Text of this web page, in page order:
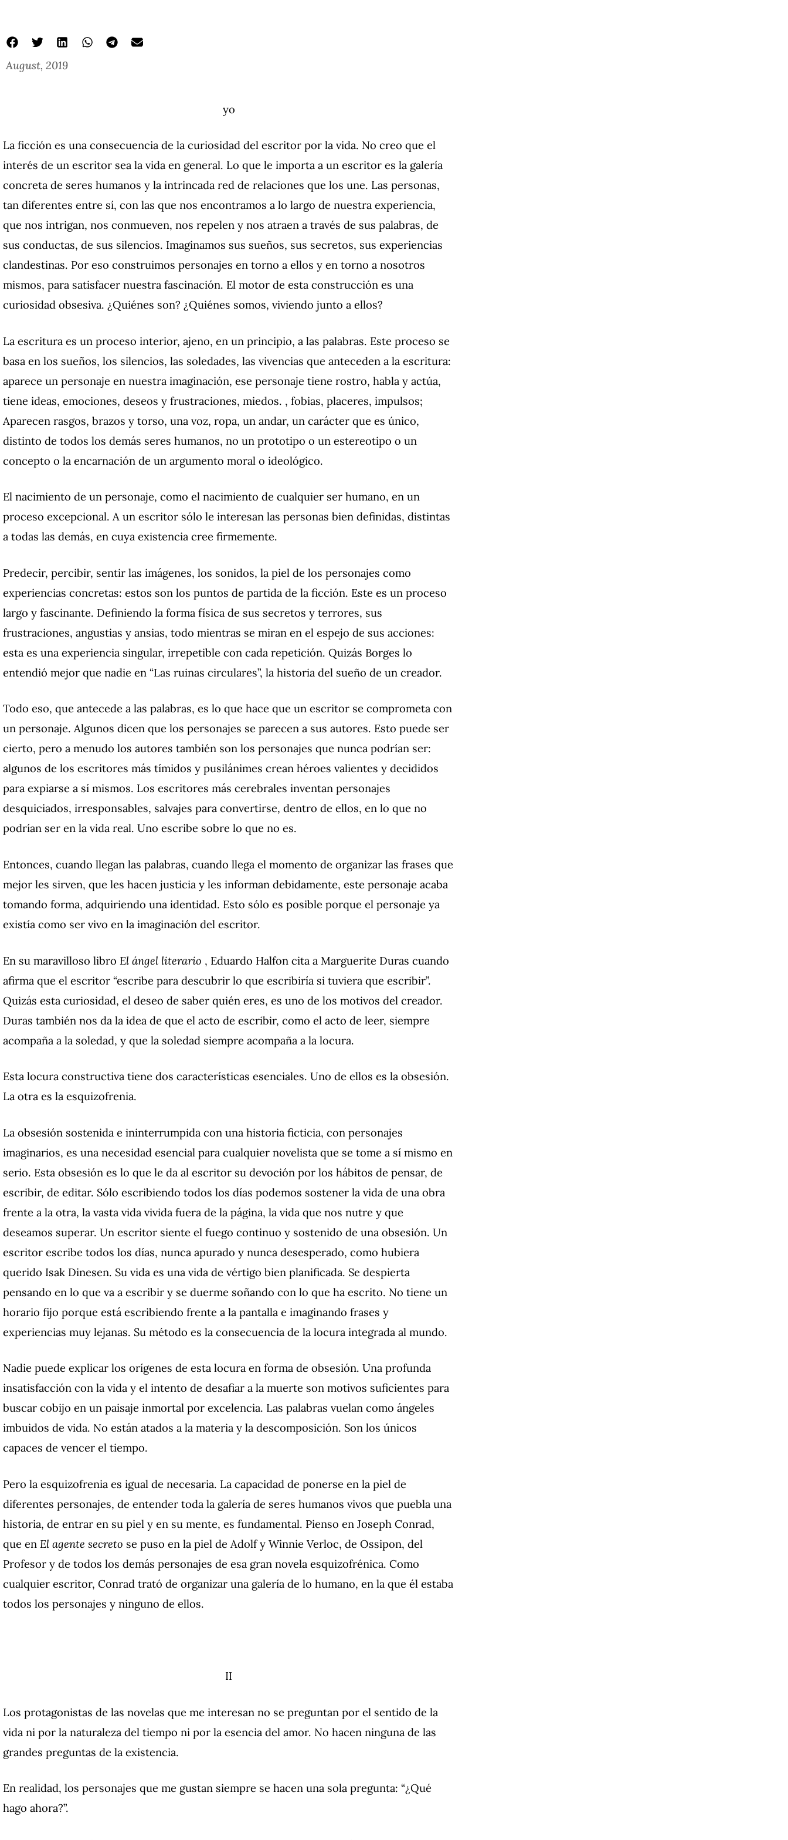
August, 2019
yo
La ficción es una consecuencia de la curiosidad del escritor por la vida. No creo que el
interés de un escritor sea la vida en general. Lo que le importa a un escritor es la galería
concreta de seres humanos y la intrincada red de relaciones que los une. Las personas,
tan diferentes entre sí, con las que nos encontramos a lo largo de nuestra experiencia,
que nos intrigan, nos conmueven, nos repelen y nos atraen a través de sus palabras, de
sus conductas, de sus silencios. Imaginamos sus sueños, sus secretos, sus experiencias
clandestinas. Por eso construimos personajes en torno a ellos y en torno a nosotros
mismos, para satisfacer nuestra fascinación. El motor de esta construcción es una
curiosidad obsesiva. ¿Quiénes son? ¿Quiénes somos, viviendo junto a ellos?
La escritura es un proceso interior, ajeno, en un principio, a las palabras. Este proceso se
basa en los sueños, los silencios, las soledades, las vivencias que anteceden a la escritura:
aparece un personaje en nuestra imaginación, ese personaje tiene rostro, habla y actúa,
tiene ideas, emociones, deseos y frustraciones, miedos. , fobias, placeres, impulsos;
Aparecen rasgos, brazos y torso, una voz, ropa, un andar, un carácter que es único,
distinto de todos los demás seres humanos, no un prototipo o un estereotipo o un
concepto o la encarnación de un argumento moral o ideológico.
El nacimiento de un personaje, como el nacimiento de cualquier ser humano, en un
proceso excepcional. A un escritor sólo le interesan las personas bien definidas, distintas
a todas las demás, en cuya existencia cree firmemente.
Predecir, percibir, sentir las imágenes, los sonidos, la piel de los personajes como
experiencias concretas: estos son los puntos de partida de la ficción. Este es un proceso
largo y fascinante. Definiendo la forma física de sus secretos y terrores, sus
frustraciones, angustias y ansias, todo mientras se miran en el espejo de sus acciones:
esta es una experiencia singular, irrepetible con cada repetición. Quizás Borges lo
entendió mejor que nadie en “Las ruinas circulares”, la historia del sueño de un creador.
Todo eso, que antecede a las palabras, es lo que hace que un escritor se comprometa con
un personaje. Algunos dicen que los personajes se parecen a sus autores. Esto puede ser
cierto, pero a menudo los autores también son los personajes que nunca podrían ser:
algunos de los escritores más tímidos y pusilánimes crean héroes valientes y decididos
para expiarse a sí mismos. Los escritores más cerebrales inventan personajes
desquiciados, irresponsables, salvajes para convertirse, dentro de ellos, en lo que no
podrían ser en la vida real. Uno escribe sobre lo que no es.
Entonces, cuando llegan las palabras, cuando llega el momento de organizar las frases que
mejor les sirven, que les hacen justicia y les informan debidamente, este personaje acaba
tomando forma, adquiriendo una identidad. Esto sólo es posible porque el personaje ya
existía como ser vivo en la imaginación del escritor.
En su maravilloso libro El ángel literario , Eduardo Halfon cita a Marguerite Duras cuando
afirma que el escritor “escribe para descubrir lo que escribiría si tuviera que escribir”.
Quizás esta curiosidad, el deseo de saber quién eres, es uno de los motivos del creador.
Duras también nos da la idea de que el acto de escribir, como el acto de leer, siempre
acompaña a la soledad, y que la soledad siempre acompaña a la locura.
Esta locura constructiva tiene dos características esenciales. Uno de ellos es la obsesión.
La otra es la esquizofrenia.
La obsesión sostenida e ininterrumpida con una historia ficticia, con personajes
imaginarios, es una necesidad esencial para cualquier novelista que se tome a sí mismo en
serio. Esta obsesión es lo que le da al escritor su devoción por los hábitos de pensar, de
escribir, de editar. Sólo escribiendo todos los días podemos sostener la vida de una obra
frente a la otra, la vasta vida vivida fuera de la página, la vida que nos nutre y que
deseamos superar. Un escritor siente el fuego continuo y sostenido de una obsesión. Un
escritor escribe todos los días, nunca apurado y nunca desesperado, como hubiera
querido Isak Dinesen. Su vida es una vida de vértigo bien planificada. Se despierta
pensando en lo que va a escribir y se duerme soñando con lo que ha escrito. No tiene un
horario fijo porque está escribiendo frente a la pantalla e imaginando frases y
experiencias muy lejanas. Su método es la consecuencia de la locura integrada al mundo.
Nadie puede explicar los orígenes de esta locura en forma de obsesión. Una profunda
insatisfacción con la vida y el intento de desafiar a la muerte son motivos suficientes para
buscar cobijo en un paisaje inmortal por excelencia. Las palabras vuelan como ángeles
imbuidos de vida. No están atados a la materia y la descomposición. Son los únicos
capaces de vencer el tiempo.
Pero la esquizofrenia es igual de necesaria. La capacidad de ponerse en la piel de
diferentes personajes, de entender toda la galería de seres humanos vivos que puebla una
historia, de entrar en su piel y en su mente, es fundamental. Pienso en Joseph Conrad,
que en El agente secreto se puso en la piel de Adolf y Winnie Verloc, de Ossipon, del
Profesor y de todos los demás personajes de esa gran novela esquizofrénica. Como
cualquier escritor, Conrad trató de organizar una galería de lo humano, en la que él estaba
todos los personajes y ninguno de ellos.
II
Los protagonistas de las novelas que me interesan no se preguntan por el sentido de la
vida ni por la naturaleza del tiempo ni por la esencia del amor. No hacen ninguna de las
grandes preguntas de la existencia.
En realidad, los personajes que me gustan siempre se hacen una sola pregunta: “¿Qué
hago ahora?”.